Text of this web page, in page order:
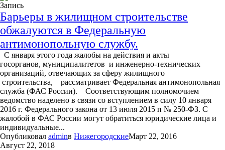
Запись
Барьеры в жилищном строительстве
обжалуются в Федеральную
антимонопольную службу.
С января этого года жалобы на действия и акты
госорганов, муниципалитетов и инженерно-технических
организаций, отвечающих за сферу жилищного
строительства, рассматривает Федеральная антимонопольная
служба (ФАС России). Соответствующим полномочием
ведомство наделено в связи со вступлением в силу 10 января
2016 г. Федерального закона от 13 июля 2015 п № 250-ФЗ. С
жалобой в ФАС России могут обратиться юридические лица и
индивидуальные...
Опубликовал adminв НижегородскиеМарт 22, 2016
Август 22, 2018